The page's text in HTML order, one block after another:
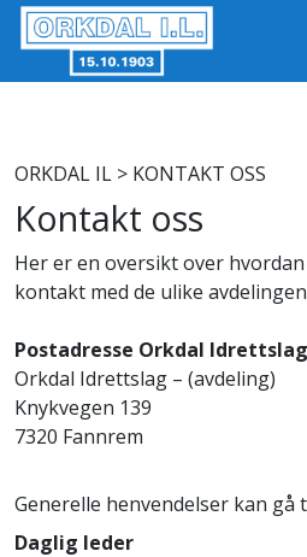
ORKDAL IL > KONTAKT OSS
Kontakt oss
Her er en oversikt over
kontakt med de ulike
Postadresse Orkdal
Orkdal Idrettslag – (avdeling)
Knykvegen 139
7320 Fannrem
Generelle henvendelser kan gå
Daglig leder